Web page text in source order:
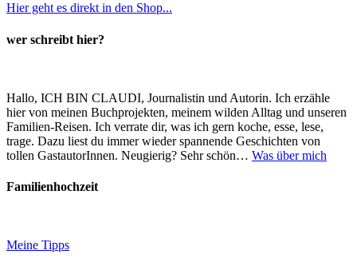
Hier geht es direkt in den Shop...
wer schreibt hier?
Hallo, ICH BIN CLAUDI, Journalistin und Autorin. Ich erzähle
hier von meinen Buchprojekten, meinem wilden Alltag und unseren
Familien-Reisen. Ich verrate dir, was ich gern koche, esse, lese,
trage. Dazu liest du immer wieder spannende Geschichten von
tollen GastautorInnen. Neugierig? Sehr schön… Was über mich
Familienhochzeit
Meine Tipps